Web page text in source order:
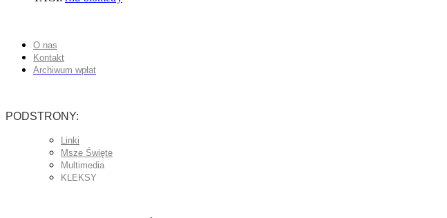
O nas
Kontakt
Archiwum wpłat
PODSTRONY:
Linki
Msze Święte
Multimedia
KLEKSY